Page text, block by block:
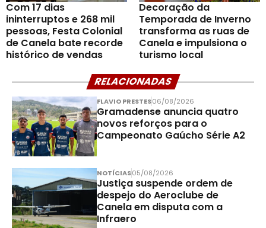
Com 17 dias
ininterruptos e 268 mil
pessoas, Festa Colonial
de Canela bate recorde
histórico de vendas
Decoração da
Temporada de Inverno
transforma as ruas de
Canela e impulsiona o
turismo local
RELACIONADAS
FLAVIO PRESTES06/08/2026
Gramadense anuncia quatro
novos reforços para o
Campeonato Gaúcho Série A2
NOTÍCIAS05/08/2026
Justiça suspende ordem de
despejo do Aeroclube de
Canela em disputa com a
Infraero